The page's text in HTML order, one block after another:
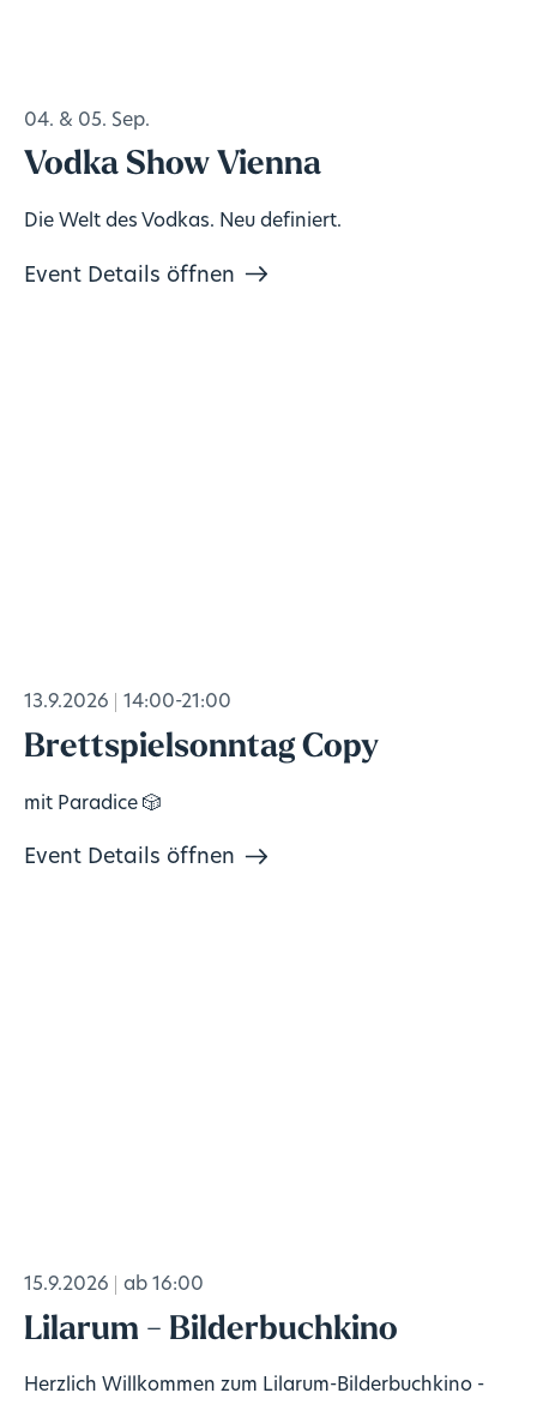
04. & 05. Sep.
Vodka Show Vienna
Die Welt des Vodkas. Neu definiert.
Event Details öffnen
13.9.2026 14:00-21:00
Brettspielsonntag Copy
mit Paradice 🎲
Event Details öffnen
15.9.2026 ab 16:00
Lilarum - Bilderbuchkino
Herzlich Willkommen zum Lilarum-Bilderbuchkino -